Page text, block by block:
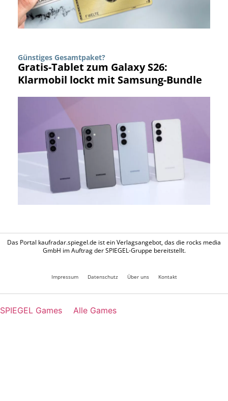
Günstiges Gesamtpaket?
Gratis-Tablet zum Galaxy S26:
Klarmobil lockt mit Samsung-Bundle
Das Portal kaufradar.spiegel.de ist ein Verlagsangebot, das die rocks media
GmbH im Auftrag der SPIEGEL-Gruppe bereitstellt.
Impressum Datenschutz Über uns Kontakt
SPIEGEL Games Alle Games